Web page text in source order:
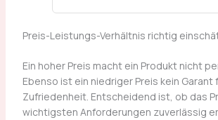
Preis-Leistungs-Verhältnis richtig
Ein hoher Preis macht ein Produkt nicht
Ebenso ist ein niedriger Preis kein Garant
Zufriedenheit. Entscheidend ist, ob das
wichtigsten Anforderungen zuverlässig